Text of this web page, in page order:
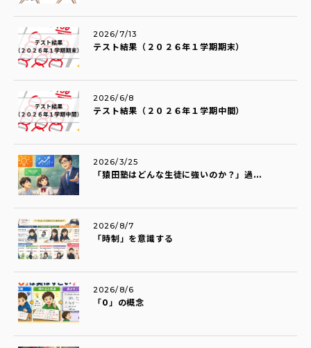
テスト結果（２０２６年１学期期末）
2026/7/13
テスト結果（２０２６年１学期中間）
2026/6/8
「猿田塾はどんな生徒に強いのか？」過...
2026/3/25
「時制」を意識する
2026/8/7
「0」の概念
2026/8/6